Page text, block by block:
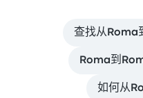
查找从Roma
Roma到
如何从